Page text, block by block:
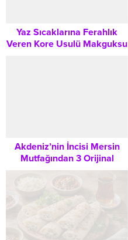
Yaz Sıcaklarına Ferahlık
Veren Kore Usulü Makguksu
Akdeniz’nin İncisi Mersin
Mutfağından 3 Orijinal
Lezzet: Biberli Ekmek,
Batırık ve Sıkma Tarifleri